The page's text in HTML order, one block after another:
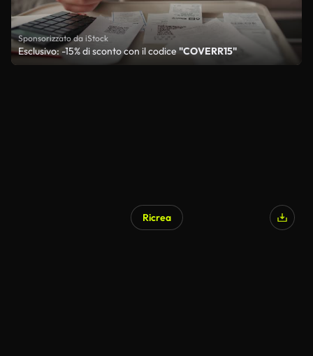
Sponsorizzato da iStock
Esclusivo: -15% di sconto con il codice"COVERR15"
Ricrea